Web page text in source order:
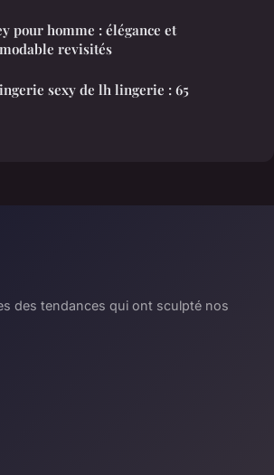
pour homme : élégance et
revisités
sexy de lh lingerie : 65
des tendances qui ont sculpté nos